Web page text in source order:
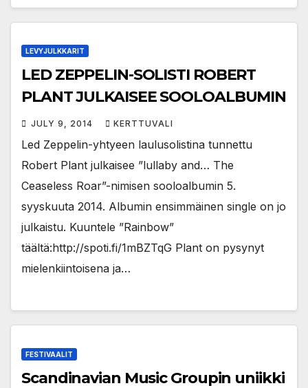
LEVYJULKKARIT
LED ZEPPELIN-SOLISTI ROBERT
PLANT JULKAISEE SOOLOALBUMIN
JULY 9, 2014 KERTTUVALI
Led Zeppelin-yhtyeen laulusolistina tunnettu
Robert Plant julkaisee ”lullaby and… The
Ceaseless Roar”-nimisen sooloalbumin 5.
syyskuuta 2014. Albumin ensimmäinen single on jo
julkaistu. Kuuntele ”Rainbow”
täältä:http://spoti.fi/1mBZTqG Plant on pysynyt
mielenkiintoisena ja…
FESTIVAALIT
Scandinavian Music Groupin uniikki